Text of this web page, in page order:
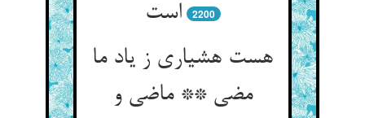
است‌‌
2200
هست هشیاری ز یاد ما
مضی ** ماضی و